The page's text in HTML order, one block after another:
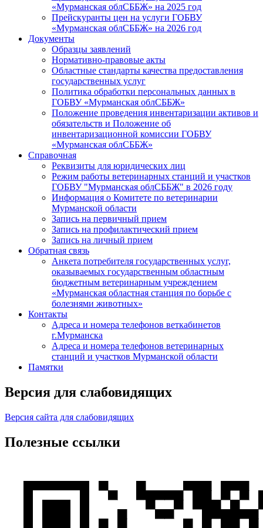
«Мурманская облСББЖ» на 2025 год
Прейскуранты цен на услуги ГОБВУ
«Мурманская облСББЖ» на 2026 год
Документы
Образцы заявлений
Нормативно-правовые акты
Областные стандарты качества предоставления
государственных услуг
Политика обработки персональных данных в
ГОБВУ «Мурманская облСББЖ»
Положение проведения инвентаризации активов и
обязательств и Положение об
инвентаризационной комиссии ГОБВУ
«Мурманская облСББЖ»
Справочная
Реквизиты для юридических лиц
Режим работы ветеринарных станций и участков
ГОБВУ "Мурманская облСББЖ" в 2026 году
Информация о Комитете по ветеринарии
Мурманской области
Запись на первичный прием
Запись на профилактический прием
Запись на личный прием
Обратная связь
Анкета потребителя государственных услуг,
оказываемых государственным областным
бюджетным ветеринарным учреждением
«Мурманская областная станция по борьбе с
болезнями животных»
Контакты
Адреса и номера телефонов веткабинетов
г.Мурманска
Адреса и номера телефонов ветеринарных
станций и участков Мурманской области
Памятки
Версия для слабовидящих
Версия сайта для слабовидящих
Полезные ссылки